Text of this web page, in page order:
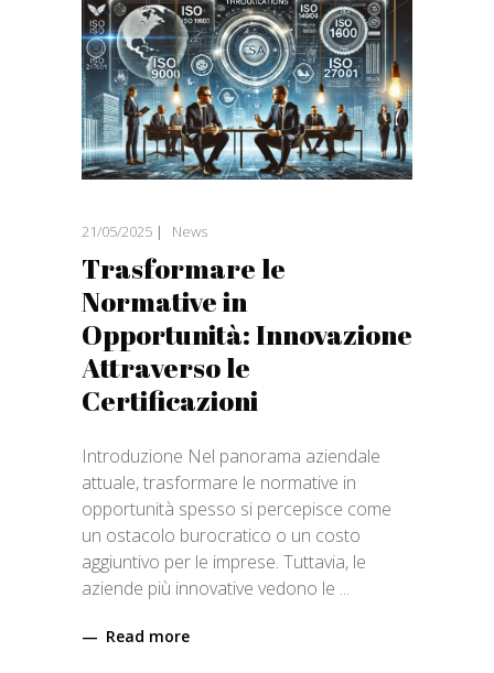
21/05/2025 News
Trasformare le
Normative in
Opportunità: Innovazione
Attraverso le
Certificazioni
Introduzione Nel panorama aziendale
attuale, trasformare le normative in
opportunità spesso si percepisce come
un ostacolo burocratico o un costo
aggiuntivo per le imprese. Tuttavia, le
aziende più innovative vedono le
Read more